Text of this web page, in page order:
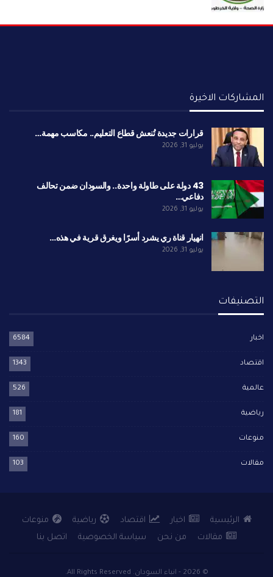
المشاركات الاخيرة
قرارات جديدة تُنعش قطاع التعليم.. مكاسب مهمة…
يوليو 31, 2026
43 دولة على طاولة واحدة.. والسودان ضمن تحالف
دفاعي…
يوليو 31, 2026
انهيار قناة ري يشرد أسرًا ويغرق قرية في هذه…
يوليو 31, 2026
التصنيفات
اخبار 6584
اقتصاد 1343
عالمية 526
رياضية 181
منوعات 160
مقالات 103
الرئيسية اخبار اقتصاد رياضية
منوعات
مقالات
من نحن سياسة الخصوصية اتصل بنا
© 2026 - انباء السودان. All Rights Reserved.